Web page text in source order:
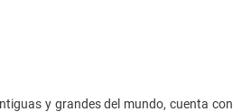
y grandes del mundo, cuenta con